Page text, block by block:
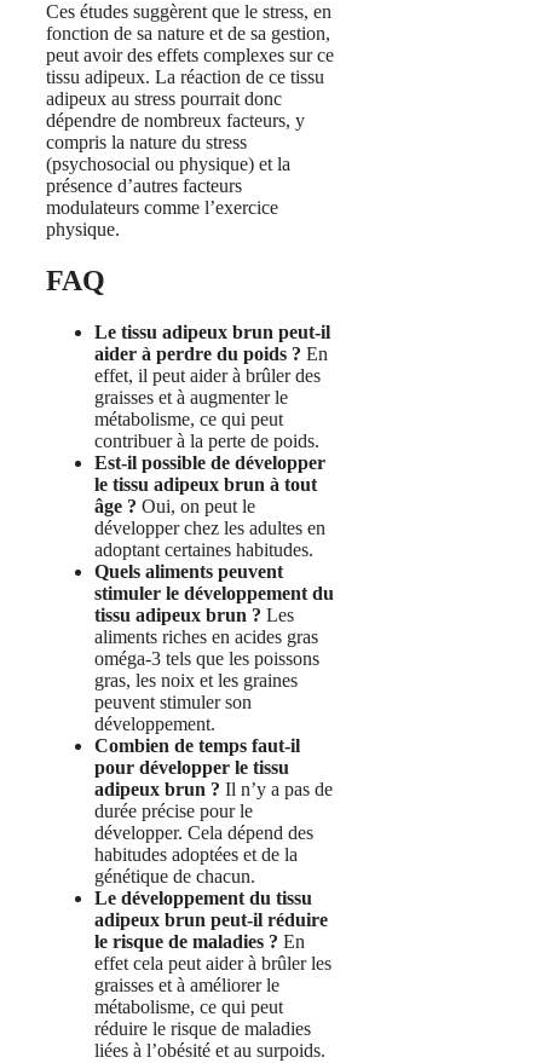
Ces études suggèrent que le stress, en
fonction de sa nature et de sa gestion,
peut avoir des effets complexes sur ce
tissu adipeux. La réaction de ce tissu
adipeux au stress pourrait donc
dépendre de nombreux facteurs, y
compris la nature du stress
(psychosocial ou physique) et la
présence d’autres facteurs
modulateurs comme l’exercice
physique.
FAQ
Le tissu adipeux brun peut-il
aider à perdre du poids ? En
effet, il peut aider à brûler des
graisses et à augmenter le
métabolisme, ce qui peut
contribuer à la perte de poids.
Est-il possible de développer
le tissu adipeux brun à tout
âge ? Oui, on peut le
développer chez les adultes en
adoptant certaines habitudes.
Quels aliments peuvent
stimuler le développement du
tissu adipeux brun ? Les
aliments riches en acides gras
oméga-3 tels que les poissons
gras, les noix et les graines
peuvent stimuler son
développement.
Combien de temps faut-il
pour développer le tissu
adipeux brun ? Il n’y a pas de
durée précise pour le
développer. Cela dépend des
habitudes adoptées et de la
génétique de chacun.
Le développement du tissu
adipeux brun peut-il réduire
le risque de maladies ? En
effet cela peut aider à brûler les
graisses et à améliorer le
métabolisme, ce qui peut
réduire le risque de maladies
liées à l’obésité et au surpoids.